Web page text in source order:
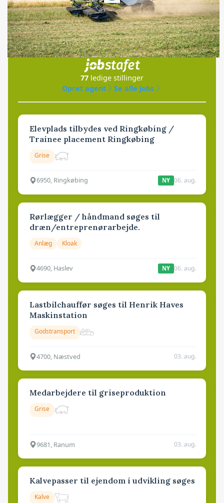
Jobs
i samarbejde med
77 ledige stillinger
Opret agent
Se alle jobs
Elevplads tilbydes ved Ringkøbing /
Trainee placement Ringkøbing
Grise
6950, Ringkøbing NY 06. aug.
Rørlægger / håndmand søges til
dræn/entreprenørarbejde.
Anlæg Kloak
4690, Haslev NY 06. aug.
Lastbilchauffør søges til Henrik Haves
Maskinstation
Godstransport
4700, Næstved 03. aug.
Medarbejdere til griseproduktion
Grise
9681, Ranum 03. aug.
Kalvepasser til ejendom i udvikling søges
Kalve